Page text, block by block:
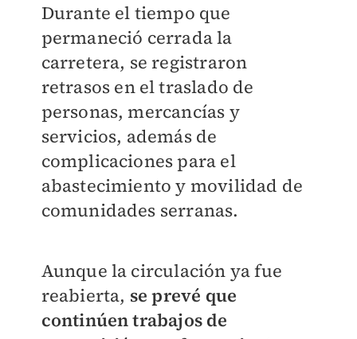
Durante el tiempo que
permaneció cerrada la
carretera, se registraron
retrasos en el traslado de
personas, mercancías y
servicios, además de
complicaciones para el
abastecimiento y movilidad de
comunidades serranas.
Aunque la circulación ya fue
reabierta, se prevé que
continúen trabajos de